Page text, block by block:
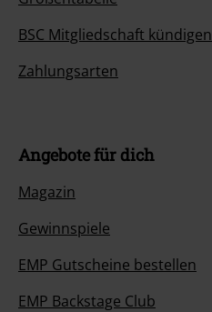
BSC Mitgliedschaft kündigen
Zahlungsarten
Angebote für dich
Magazin
Gewinnspiele
EMP Gutscheine bestellen
EMP Backstage Club